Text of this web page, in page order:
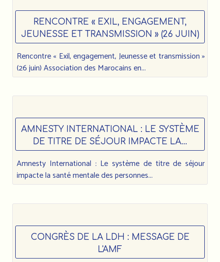
RENCONTRE « EXIL, ENGAGEMENT,
JEUNESSE ET TRANSMISSION » (26 JUIN)
Rencontre « Exil, engagement, Jeunesse et transmission »
(26 juin) Association des Marocains en...
AMNESTY INTERNATIONAL : LE SYSTÈME
DE TITRE DE SÉJOUR IMPACTE LA...
Amnesty International : Le système de titre de séjour
impacte la santé mentale des personnes...
CONGRÈS DE LA LDH : MESSAGE DE
L'AMF